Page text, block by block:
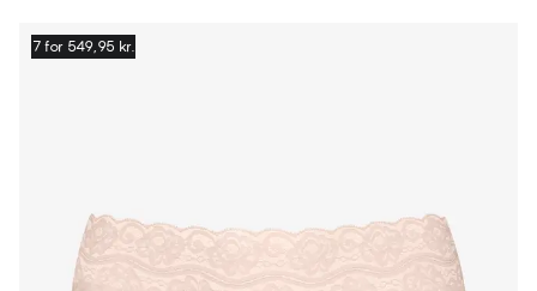
7 for 549,95 kr.